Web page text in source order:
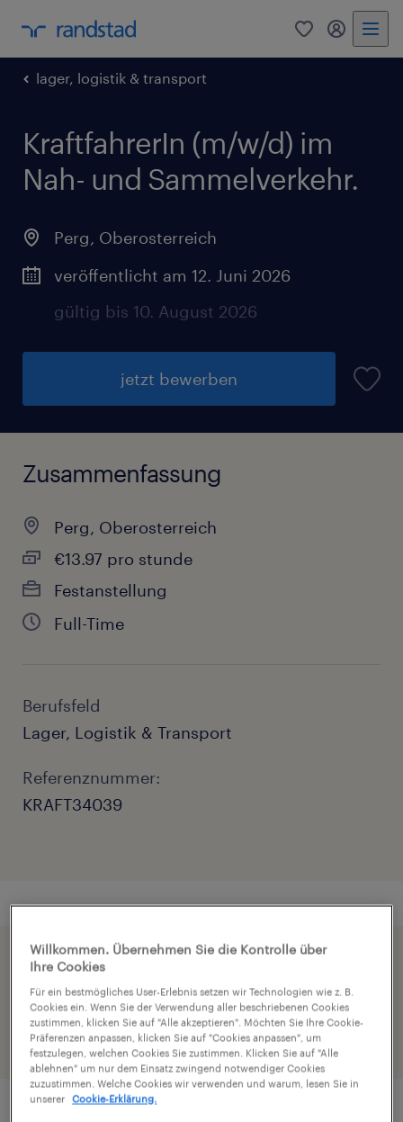
0 Mein
lager, logistik & transport
KraftfahrerIn (m/w/d) im
Nah- und Sammelverkehr.
Perg, Oberosterreich
veröffentlicht am 12. Juni 2026
gültig bis 10. August 2026
jetzt bewerben
Zusammenfassung
Perg, Oberosterreich
€13.97 pro stunde
Festanstellung
Full-Time
Berufsfeld
Lager, Logistik & Transport
Referenznummer:
KRAFT34039
Beschleunige die Bewerbung indem du dein
Profil teilst
Willkommen. Übernehmen Sie die Kontrolle über
Ihre Cookies
Für ein bestmögliches User-Erlebnis setzen wir Technologien wie z. B.
Cookies ein. Wenn Sie der Verwendung aller beschriebenen Cookies
zustimmen, klicken Sie auf "Alle akzeptieren". Möchten Sie Ihre Cookie-
Präferenzen anpassen, klicken Sie auf "Cookies anpassen", um
festzulegen, welchen Cookies Sie zustimmen. Klicken Sie auf "Alle
ablehnen" um nur dem Einsatz zwingend notwendiger Cookies
zuzustimmen. Welche Cookies wir verwenden und warum, lesen Sie in
unserer
Cookie-Erklärung.